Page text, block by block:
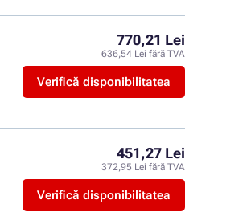
770,21 Lei
636,54 Lei fără TVA
Verifică disponibilitatea
451,27 Lei
372,95 Lei fără TVA
Verifică disponibilitatea